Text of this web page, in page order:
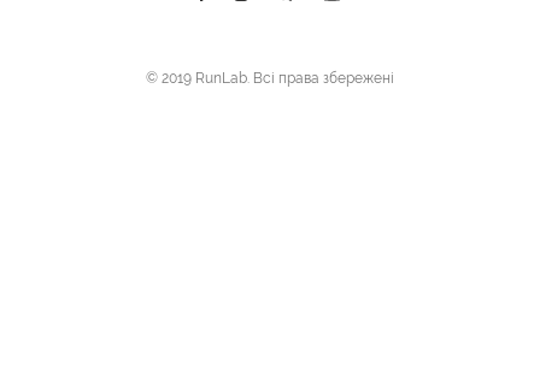
© 2019 RunLab. Всі права збережені